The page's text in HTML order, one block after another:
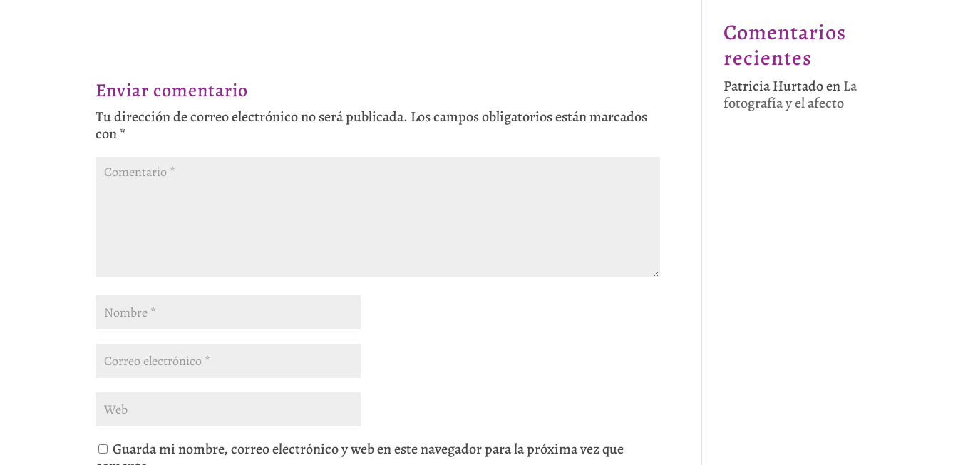
Enviar comentario
Tu dirección de correo electrónico no será publicada. Los campos obligatorios están marcados
con*
Guarda mi nombre, correo electrónico y web en este navegador para la próxima vez que
Comentarios
recientes
Patricia HurtadoenLa
fotografía y el afecto